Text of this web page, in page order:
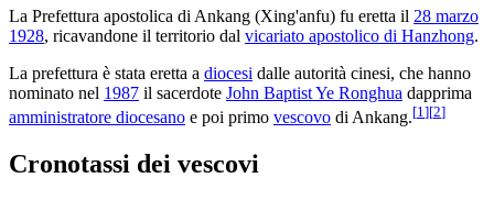
La Prefettura apostolica di Ankang (Xing'anfu) fu eretta il 28 marzo
1928, ricavandone il territorio dal vicariato apostolico di Hanzhong.
La prefettura è stata eretta a diocesi dalle autorità cinesi, che hanno
nominato nel 1987 il sacerdote John Baptist Ye Ronghua dapprima
amministratore diocesano e poi primo vescovo di Ankang.[1][2]
Cronotassi dei vescovi